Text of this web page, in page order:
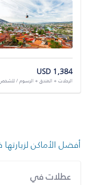
USD 1,384
الرحلات + الفندق + الرسوم /
أفضل الأماكن
عطلات في